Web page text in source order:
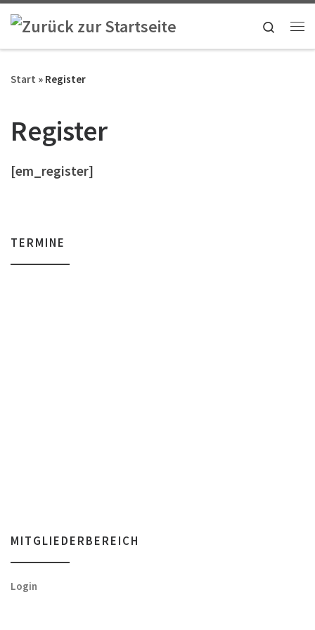
Zum Inhalt springen
Search
Start » Register
Register
[em_register]
TERMINE
MITGLIEDERBEREICH
Login